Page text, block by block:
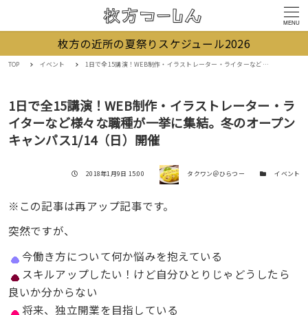
MENU
枚方の近所の夏祭りスケジュール2026
TOP イベント 1日で全15講演！WEB制作・イラストレーター・ライターなど様々な職種が一挙に集結。冬のオープンキャンパス1/14（日）開催
1日で全15講演！WEB制作・イラストレーター・ラ
イターなど様々な職種が一挙に集結。冬のオープン
キャンパス1/14（日）開催
投稿日
2018年1月9日 15:00 著者 タクワン＠ひらつー カテゴリー
イベント
※この記事は再アップ記事です。
突然ですが、
今働き方について何か悩みを抱えている
スキルアップしたい！けど自分ひとりじゃどうしたら
良いか分からない
将来、独立開業を目指している